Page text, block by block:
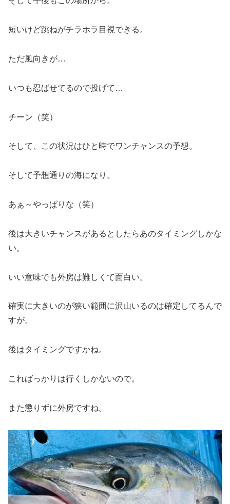
短いけど跳ねがチラホラ目視できる。
ただ風向きが…
いつも忍ばせてるので投げて…
チーン（笑）
そして、この状況はひと時でワンチャンスの予想。
そして予想通りの海になり。
あぁ～やっぱりな（笑）
後は大きいチャンスがあるとしたらあのタイミングしかな
い。
いい意味でも外房は難しくて面白い。
確実に大きいのが狭い範囲に沢山いるのは確定してるんで
すが。
後はタイミングですかね。
こればっかりは行くしかないので。
また懲りずに外房ですね。